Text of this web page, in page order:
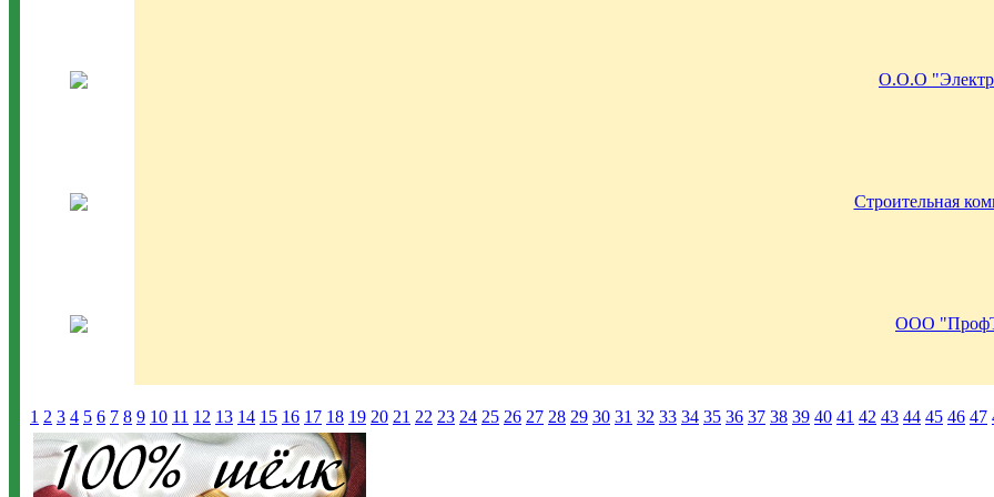
О.О.О
Строительная
ООО
1 2 3 4 5 6 7 8 9 10 11 12 13 14 15 16 17 18 19 20 21 22 23 24 25 26 27 28 29 30 31 32 33 34 35 36 37 38 39 40 41 42 43 44 45 46 47